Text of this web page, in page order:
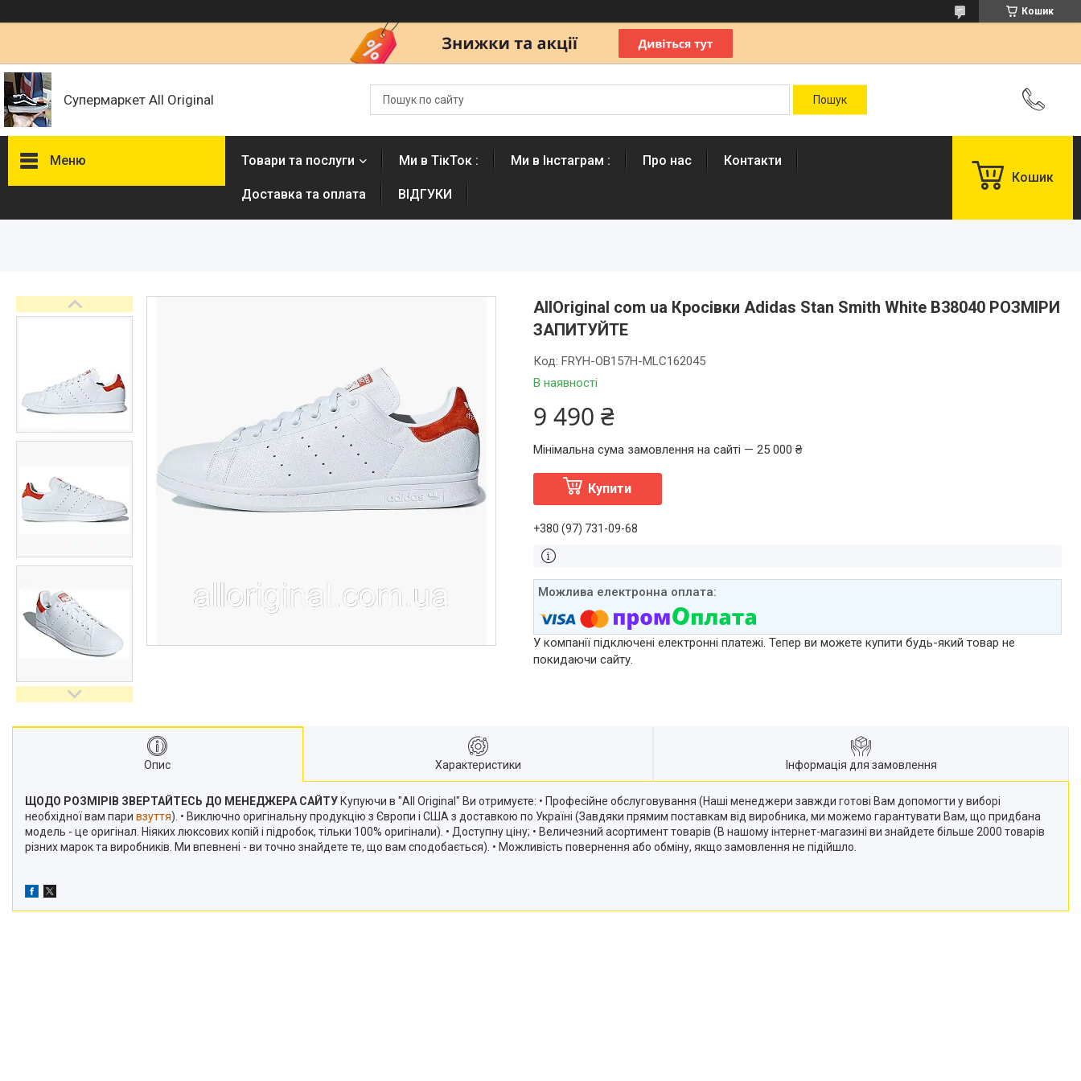
Кошик
Супермаркет All Original
Меню Товари та послуги Ми в ТікТок : Ми в Інстаграм : Про нас Контакти
Доставка та оплата ВІДГУКИ
Кошик
AllOriginal com ua Кросівки Adidas Stan Smith White B38040 РОЗМІРИ
ЗАПИТУЙТЕ
В наявності
Код: FRYH-OB157H-MLC162045
9 490 ₴
Мінімальна сума замовлення на сайті — 25 000 ₴
Купити
+380 (97) 731-09-68
У компанії підключені електронні платежі. Тепер ви можете купити будь-який товар не
покидаючи сайту.
Опис Характеристики Інформація для замовлення
ЩОДО РОЗМІРІВ ЗВЕРТАЙТЕСЬ ДО МЕНЕДЖЕРА САЙТУ Купуючи в "All Original" Ви отримуєте: • Професійне обслуговування (Наші менеджери завжди готові Вам допомогти у виборі
необхідної вам пари взуття). • Виключно оригінальну продукцію з Європи і США з доставкою по Україні (Завдяки прямим поставкам від виробника, ми можемо гарантувати Вам, що придбана
модель - це оригінал. Ніяких люксових копій і підробок, тільки 100% оригінали). • Доступну ціну; • Величезний асортимент товарів (В нашому інтернет-магазині ви знайдете більше 2000 товарів
різних марок та виробників. Ми впевнені - ви точно знайдете те, що вам сподобається). • Можливість повернення або обміну, якщо замовлення не підійшло.